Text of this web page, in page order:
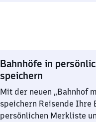
Bahnhöfe in
speichern
Mit der neuen „Bahnhof
speichern Reisende Ihre
persönlichen Merkliste